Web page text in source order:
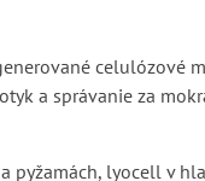
celulózové
a správanie za
lyocell v